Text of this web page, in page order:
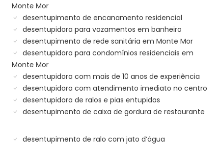
Monte Mor
desentupimento de encanamento residencial
desentupidora para vazamentos em banheiro
desentupimento de rede sanitária em Monte Mor
desentupidora para condomínios residenciais em
Monte Mor
desentupidora com mais de 10 anos de experiência
desentupidora com atendimento imediato no centro
desentupidora de ralos e pias entupidas
desentupimento de caixa de gordura de restaurante
desentupimento de ralo com jato d’água